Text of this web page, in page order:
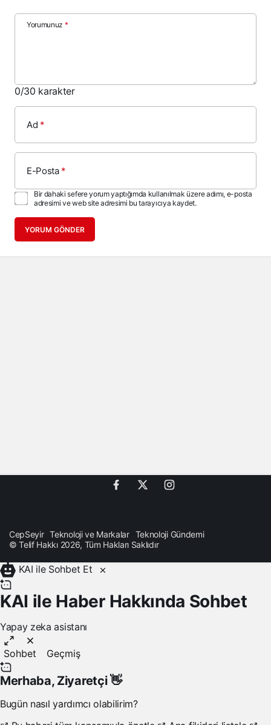
Yorumunuz *
0/30 karakter
Ad *
E-Posta*
Bir dahaki sefere yorum yaptığımda kullanılmak üzere adımı, e-posta
adresimi ve web site adresimi bu tarayıcıya kaydet.
YORUM GÖNDER
CepSeyir Teknoloji ve Markalar
Teknoloji Gündemi
© Telif Hakkı 2026, Tüm Hakları Saklıdır
KAI ile Sohbet Et
KAI ile Haber Hakkında Sohbet
Yapay zeka asistanı
Sohbet Geçmiş
Merhaba, Ziyaretçi👋
Bugün nasıl yardımcı olabilirim?